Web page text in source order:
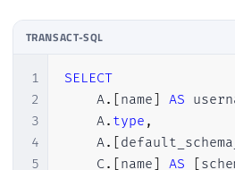
TRANSACT-SQL
1
2
3
4
5
SELECT
    A
. [name] AS
    A
. type ,
    A
. [
    C
. [name] AS [